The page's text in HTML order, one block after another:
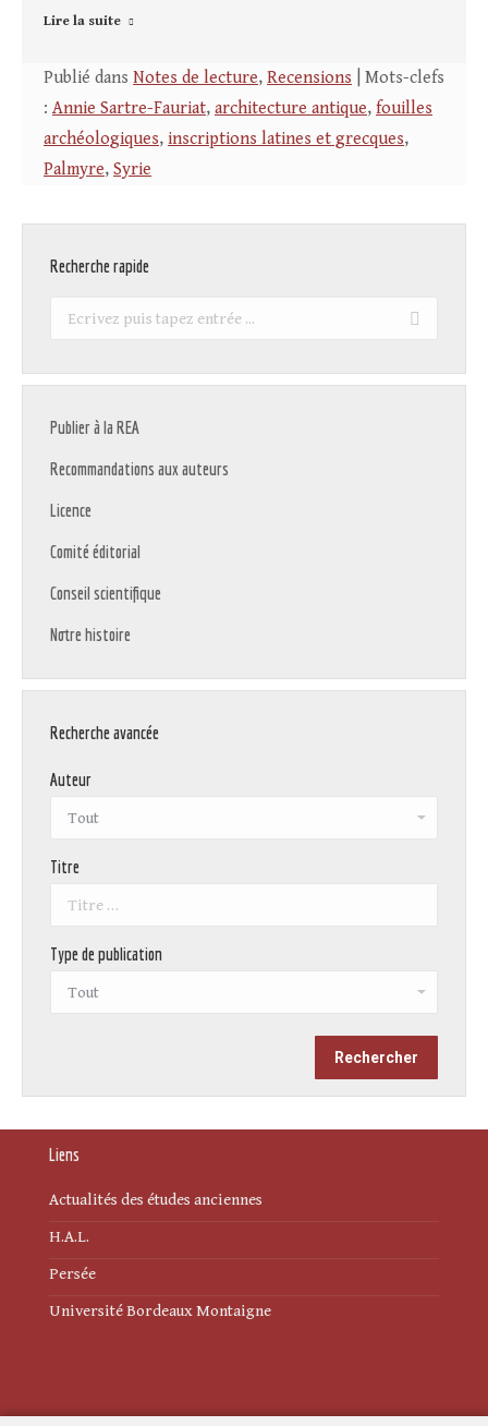
Lire la suite
Publié dans Notes de lecture, Recensions | Mots-clefs
: Annie Sartre-Fauriat, architecture antique, fouilles
archéologiques, inscriptions latines et grecques,
Palmyre, Syrie
Recherche rapide
Recherche
Publier à la REA
Recommandations aux auteurs
Licence
Comité éditorial
Conseil scientifique
Notre histoire
Recherche avancée
Auteur
Titre
Type de publication
Liens
Actualités des études anciennes
H.A.L.
Persée
Université Bordeaux Montaigne